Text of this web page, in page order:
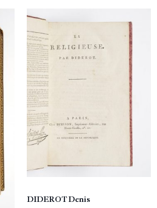
DIDEROT Denis